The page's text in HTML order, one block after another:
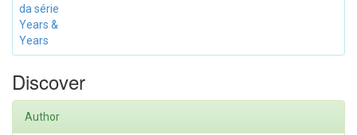
da série
Years &
Years
Discover
Author